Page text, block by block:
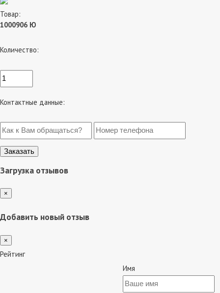
Товар:
1000906 Ю
Количество:
Контактные данные:
Загрузка отзывов
×
Добавить новый отзыв
×
Рейтинг
Имя